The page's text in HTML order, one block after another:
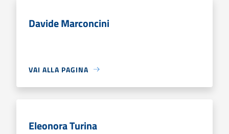
Davide Marconcini
VAI ALLA PAGINA
Eleonora Turina